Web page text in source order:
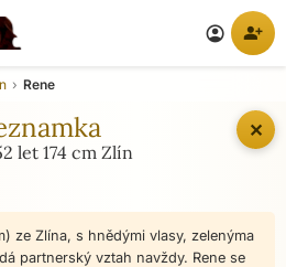
account_circle person_add
✕
Rene
let 174 cm Zlín
ze Zlína, s hnědými vlasy, zelenýma
partnerský vztah navždy. Rene se